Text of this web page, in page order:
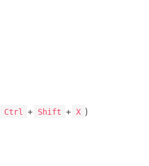
Ctrl + Shift + X )